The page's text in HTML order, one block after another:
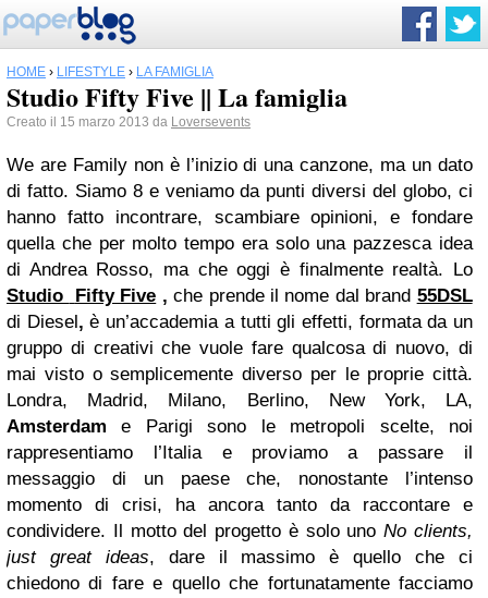
HOME › LIFESTYLE › LA FAMIGLIA
Studio Fifty Five || La famiglia
Creato il 15 marzo 2013 da Loversevents
We are Family non è l’inizio di una canzone, ma un dato
di fatto. Siamo 8 e veniamo da punti diversi del globo, ci
hanno fatto incontrare, scambiare opinioni, e fondare
quella che per molto tempo era solo una pazzesca idea
di Andrea Rosso, ma che oggi è finalmente realtà. Lo
Studio
Fifty Five ,che prende il nome dal brand 55DSL
di Diesel, è un’accademia a tutti gli effetti, formata da un
gruppo di creativi che vuole fare qualcosa di nuovo, di
mai visto o semplicemente diverso per le proprie città.
Londra, Madrid, Milano, Berlino, New York, LA,
Amsterdam e Parigi sono le metropoli scelte, noi
rappresentiamo l’Italia e proviamo a passare il
messaggio di un paese che, nonostante l’intenso
momento di crisi, ha ancora tanto da raccontare e
condividere. Il motto del progetto è solo unoNo clients,
just great ideas, dare il massimo è quello che ci
chiedono di fare e quello che fortunatamente facciamo